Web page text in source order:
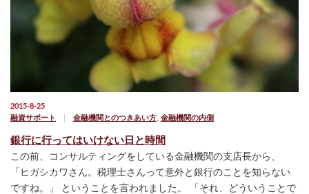
2015-8-25
融資サポート
金融機関とのつきあい方 金融機関の内側
銀行に行ってはいけない日と時間
この前、コンサルティングをしている金融機関の支店長から、
「ヒガシカワさん。税理士さんって意外と銀行のことを知らない
ですね。」 ということを言われました。 「それ、どういうことで